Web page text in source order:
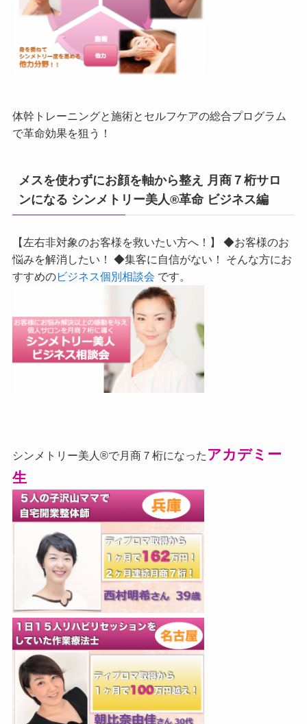
体幹トレーニングと施術とセルフケアの総合プログラム
で革命効果を狙う！
メスを使わずにお顔を軸から整え 月商７桁サロ
ンになる シンメトリー美人®革命 ビジネス編
【左右非対象のお客様を救いたい方へ！】 ◆お客様のお
悩みを解消したい！ ◆集客に自信がない！ そんな方にお
すすめのビジネス個別相談会 です。
シンメトリー美人®で月商７桁になった アカデミー
生